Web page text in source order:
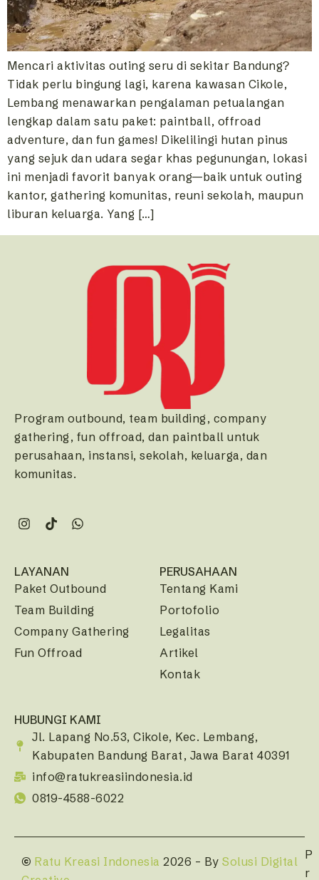
Mencari aktivitas outing seru di sekitar Bandung?
Tidak perlu bingung lagi, karena kawasan Cikole,
Lembang menawarkan pengalaman petualangan
lengkap dalam satu paket: paintball, offroad
adventure, dan fun games! Dikelilingi hutan pinus
yang sejuk dan udara segar khas pegunungan, lokasi
ini menjadi favorit banyak orang—baik untuk outing
kantor, gathering komunitas, reuni sekolah, maupun
liburan keluarga. Yang […]
Program outbound, team building, company
gathering, fun offroad, dan paintball untuk
perusahaan, instansi, sekolah, keluarga, dan
komunitas.
LAYANAN
Paket Outbound
Team Building
Company Gathering
Fun Offroad
PERUSAHAAN
Tentang Kami
Portofolio
Legalitas
Artikel
Kontak
HUBUNGI KAMI
Jl. Lapang No.53, Cikole, Kec. Lembang,
Kabupaten Bandung Barat, Jawa Barat 40391
info@ratukreasiindonesia.id
0819-4588-6022
© Ratu Kreasi Indonesia 2026 – By Solusi Digital P
r